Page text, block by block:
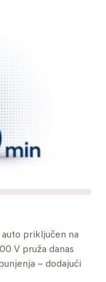
priključen na
V pruža danas
– dodajući